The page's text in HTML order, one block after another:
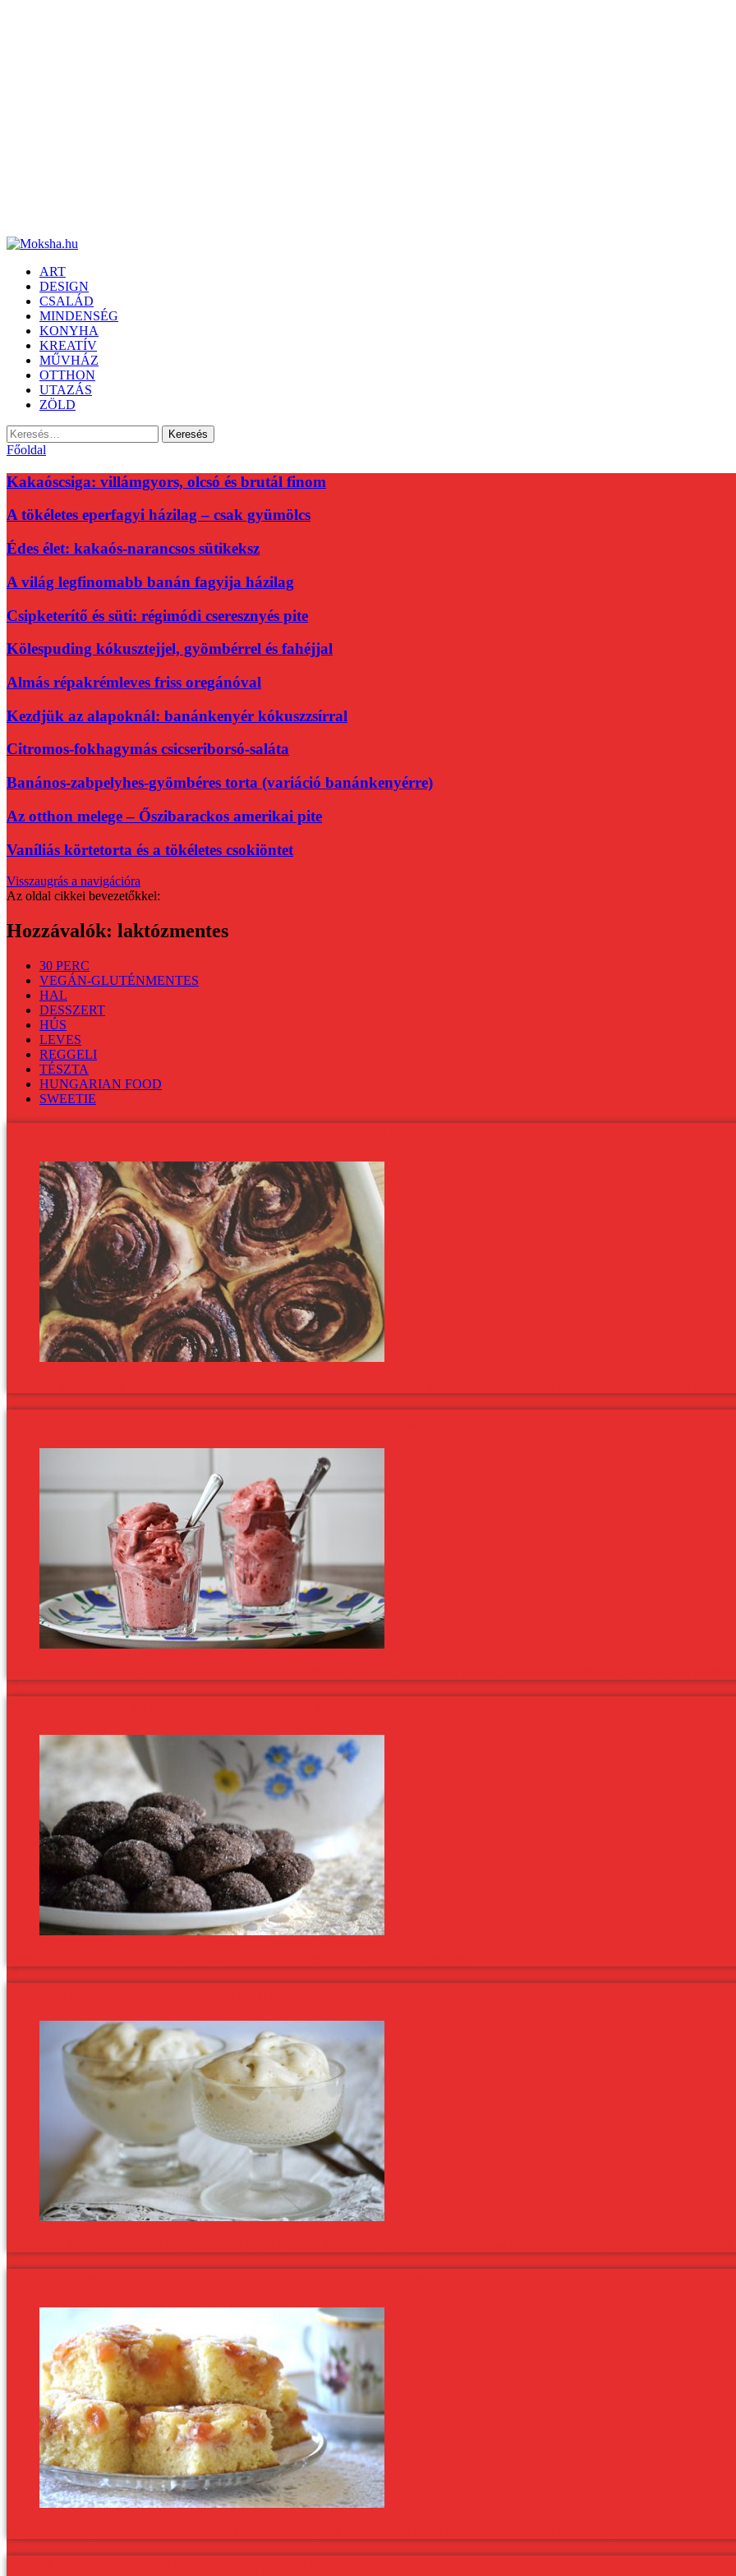
ART
DESIGN
CSALÁD
MINDENSÉG
KONYHA
KREATÍV
MŰVHÁZ
OTTHON
UTAZÁS
ZÖLD
Keresés:
Főoldal
Kakaóscsiga: villámgyors, olcsó és brutál finom
A tökéletes eperfagyi házilag – csak gyümölcs
Édes élet: kakaós-narancsos sütikeksz
A világ legfinomabb banán fagyija házilag
Csipketerítő és süti: régimódi cseresznyés pite
Kölespuding kókusztejjel, gyömbérrel és fahéjjal
Almás répakrémleves friss oregánóval
Kezdjük az alapoknál: banánkenyér kókuszzsírral
Citromos-fokhagymás csicseriborsó-saláta
Banános-zabpelyhes-gyömbéres torta (variáció banánkenyérre)
Az otthon melege – Őszibarackos amerikai pite
Vaníliás körtetorta és a tökéletes csokiöntet
Visszaugrás a navigációra
Az oldal cikkei bevezetőkkel:
Hozzávalók: laktózmentes
30 PERC
VEGÁN-GLUTÉNMENTES
HAL
DESSZERT
HÚS
LEVES
REGGELI
TÉSZTA
HUNGARIAN FOOD
SWEETIE